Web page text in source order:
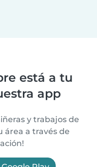
está a tu
app
y trabajos de
área a través de